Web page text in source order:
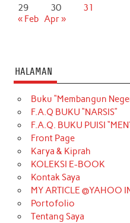
29
30
31
« Feb Apr »
HALAMAN
Buku “Membangun
F.A.Q BUKU “NARSIS”
F.A.Q. BUKU PUISI
Front Page
Karya & Kiprah
KOLEKSI E-BOOK
Kontak Saya
MY ARTICLE @YAHOO
Portofolio
Tentang Saya